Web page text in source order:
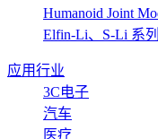
Humanoid Joint
Elfin-Li、S-Li 系
应用行业
3C电子
汽车
医疗